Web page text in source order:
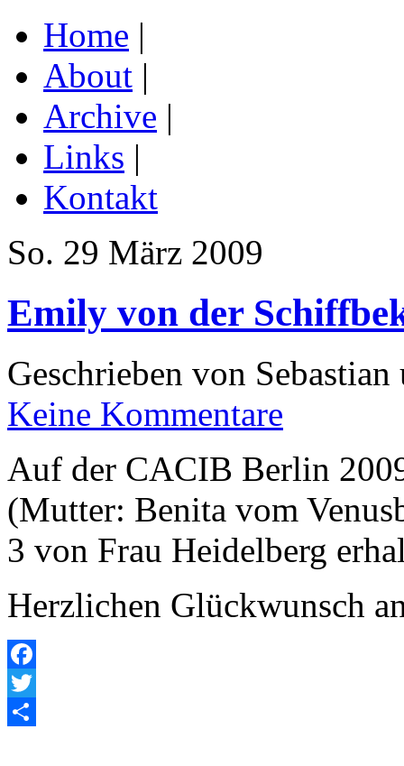
Home |
About |
Archive |
Links |
Kontakt
So. 29 März 2009
Emily von der
Geschrieben von
Keine Kommentare
Auf der CACIB Berlin
(Mutter: Benita vom
3 von Frau Heidelberg
Herzlichen Glückwunsch
Facebook
Twitter